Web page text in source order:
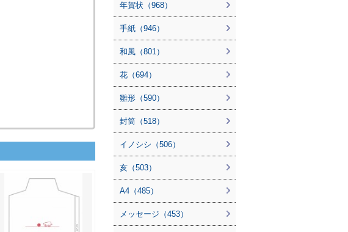
年賀状（968）
手紙（946）
和風（801）
花（694）
雛形（590）
封筒（518）
イノシシ（506）
亥（503）
A4（485）
メッセージ（453）